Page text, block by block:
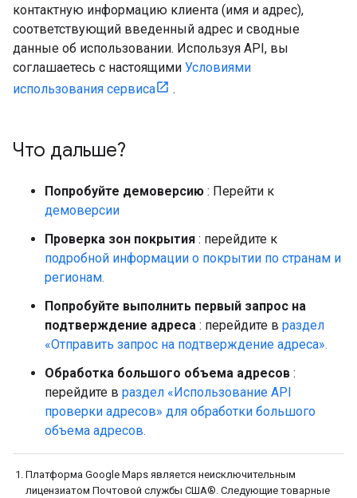
контактную информацию клиента (имя и адрес),
соответствующий введенный адрес и сводные
данные об использовании. Используя API, вы
соглашаетесь с настоящими Условиями
использования сервиса
.
Что дальше?
Попробуйте демоверсию : Перейти к
демоверсии
Проверка зон покрытия : перейдите к
подробной информации о покрытии по странам и
регионам.
Попробуйте выполнить первый запрос на
подтверждение адреса : перейдите в раздел
«Отправить запрос на подтверждение адреса».
Обработка большого объема адресов :
перейдите в раздел «Использование API
проверки адресов» для обработки большого
объема адресов.
Платформа Google Maps является неисключительным
лицензиатом Почтовой службы США®. Следующие товарные